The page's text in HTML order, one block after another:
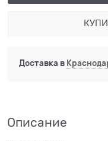
Доставка в
Описание